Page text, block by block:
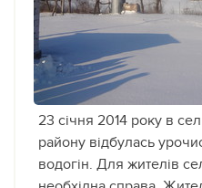
23 січня 2014 року в
району відбулась
водогін. Для жителів